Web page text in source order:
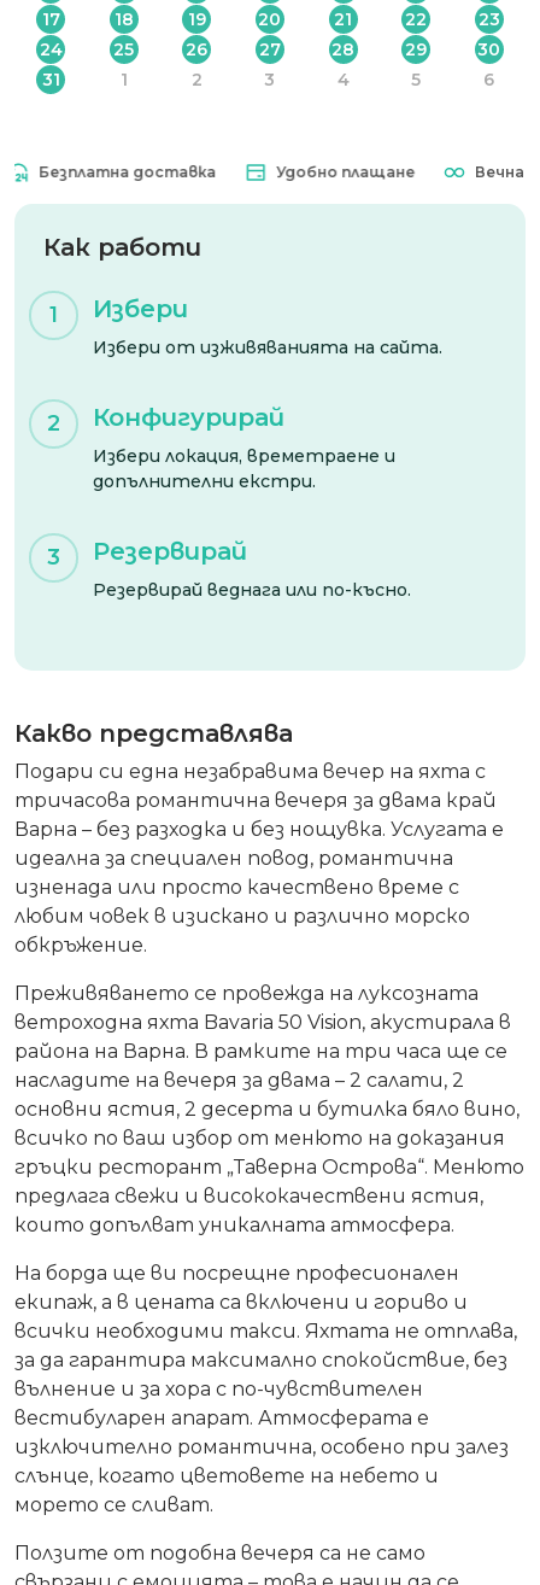
17 18 19 20 21 22
23
24
25 26 27 28 29
30
31
1 2 3 4 5 6
Безплатна доставка Удобно плащане Вечна
Как работи
1 Избери
Избери от изживяванията на сайта.
2 Конфигурирай
Избери локация, времетраене и
допълнителни екстри.
3 Резервирай
Резервирай веднага или по-късно.
Какво представлява
Подари си една незабравима вечер на яхта с
тричасова романтична вечеря за двама край
Варна – без разходка и без нощувка. Услугата е
идеална за специален повод, романтична
изненада или просто качествено време с
любим човек в изискано и различно морско
обкръжение.
Преживяването се провежда на луксозната
ветроходна яхта Bavaria 50 Vision, акустирала в
района на Варна. В рамките на три часа ще се
насладите на вечеря за двама – 2 салати, 2
основни ястия, 2 десерта и бутилка бяло вино,
всичко по ваш избор от менюто на доказания
гръцки ресторант „Таверна Острова“. Менюто
предлага свежи и висококачествени ястия,
които допълват уникалната атмосфера.
На борда ще ви посрещне професионален
екипаж, а в цената са включени и гориво и
всички необходими такси. Яхтата не отплава,
за да гарантира максимално спокойствие, без
вълнение и за хора с по-чувствителен
вестибуларен апарат. Атмосферата е
изключително романтична, особено при залез
слънце, когато цветовете на небето и
морето се сливат.
Ползите от подобна вечеря са не само